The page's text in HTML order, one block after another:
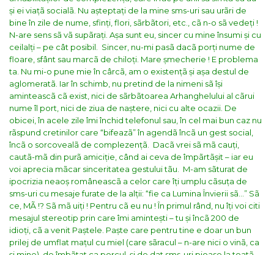
și ei viațã socialã. Nu așteptați de la mine sms-uri sau urãri de
bine în zile de nume, sfinți, flori, sãrbãtori, etc., cã n-o sã vedeți !
N-are sens sã vã supãrați. Așa sunt eu, sincer cu mine însumi și cu
ceilalți – pe cât posibil.
Sincer, nu-mi pasã dacã porți nume de
floare, sfânt sau marcã de chiloți. Mare șmecherie ! E problema
ta. Nu mi-o pune mie în cârcã, am o existențã și așa destul de
aglomeratã. Iar în schimb, nu pretind de la nimeni sã își
aminteascã cã exist, nici de sãrbãtoarea Arhanghelului al cãrui
nume îl port, nici de ziua de naștere, nici cu alte ocazii. De
obicei, în acele zile îmi închid telefonul sau, în cel mai bun caz nu
rãspund cretinilor care “bifeazã” în agendã încã un gest social,
încã o sorcovealã de complezențã.
Dacã vrei sã mã cauți,
cautã-mã din purã amiciție, când ai ceva de împãrtãșit – iar eu
voi aprecia mãcar sinceritatea gestului tãu.
M-am sãturat de
ipocrizia neaoș româneascã a celor care îți umplu cãsuța de
sms-uri cu mesaje furate de la alții: “fie ca Lumina Învierii sã…” Sã
ce, MÃ !? Sã mã uiți ! Pentru cã eu nu ! În primul rând, nu îți voi citi
mesajul stereotip prin care îmi amintești – tu și încã 200 de
idioți, cã a venit Paștele. Paște care pentru tine e doar un bun
prilej de umflat mațul cu miel (care sãracul – n-are nici o vinã, ca